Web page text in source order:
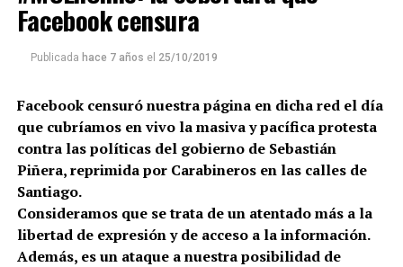
Facebook censura
Publicada hace 7 años el 25/10/2019
Facebook censuró nuestra página en dicha red el día
que cubríamos en vivo la masiva y pacífica protesta
contra las políticas del gobierno de Sebastián
Piñera, reprimida por Carabineros en las calles de
Santiago.
Consideramos que se trata de un atentado más a la
libertad de expresión y de acceso a la información.
Además, es un ataque a nuestra posibilidad de